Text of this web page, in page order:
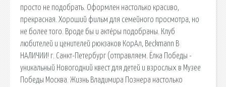
просто не подобрать. Оформлен настолько красиво,
прекрасная. Хороший фильм для семейного просмотра, но
не более того. Вроде бы и актёры подобраны. Клуб
любителей и ценителей рюкзаков КорАл, Beckmann В
НАЛИЧИИ! г. Санкт-Петербург (отправляем. Ёлка Победы -
уникальный Новогодний квест для детей и взрослых в Музее
Победы Москва. Жизнь Владимира Познера настолько